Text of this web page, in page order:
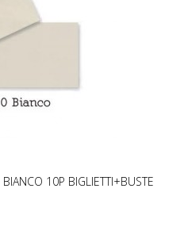
10P BIGLIETTI+BUSTE